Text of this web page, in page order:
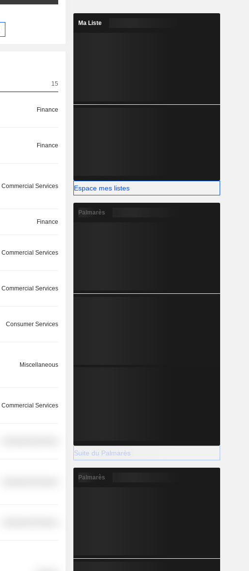
15
Finance
Finance
Commercial Services
Finance
Commercial Services
Commercial Services
Consumer Services
Miscellaneous
Commercial Services
Ma Liste
Espace mes listes
Palmarès
Suite du Palmarès
Palmarès